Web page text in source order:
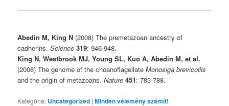
Abedin M, King N (2008) The premetazoan ancestry of
cadherins.Science 319: 946-948.
King N, Westbrook MJ, Young SL, Kuo A, Abedin M, et al.
(2008) The genome of the choanoflagellateMonosiga brevicollis
and the origin of metazoans.Nature 451: 783-788.
Kategória: Uncategorized |Minden vélemény számít!